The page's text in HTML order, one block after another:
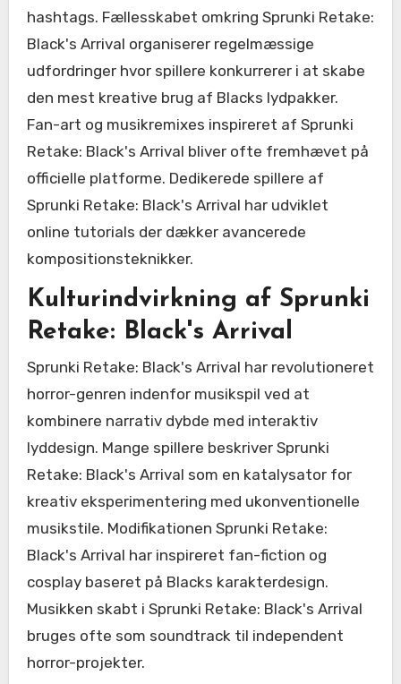
hashtags. Fællesskabet omkring Sprunki Retake:
Black's Arrival organiserer regelmæssige
udfordringer hvor spillere konkurrerer i at skabe
den mest kreative brug af Blacks lydpakker.
Fan-art og musikremixes inspireret af Sprunki
Retake: Black's Arrival bliver ofte fremhævet på
officielle platforme. Dedikerede spillere af
Sprunki Retake: Black's Arrival har udviklet
online tutorials der dækker avancerede
kompositionsteknikker.
Kulturindvirkning af Sprunki
Retake: Black's Arrival
Sprunki Retake: Black's Arrival har revolutioneret
horror-genren indenfor musikspil ved at
kombinere narrativ dybde med interaktiv
lyddesign. Mange spillere beskriver Sprunki
Retake: Black's Arrival som en katalysator for
kreativ eksperimentering med ukonventionelle
musikstile. Modifikationen Sprunki Retake:
Black's Arrival har inspireret fan-fiction og
cosplay baseret på Blacks karakterdesign.
Musikken skabt i Sprunki Retake: Black's Arrival
bruges ofte som soundtrack til independent
horror-projekter.